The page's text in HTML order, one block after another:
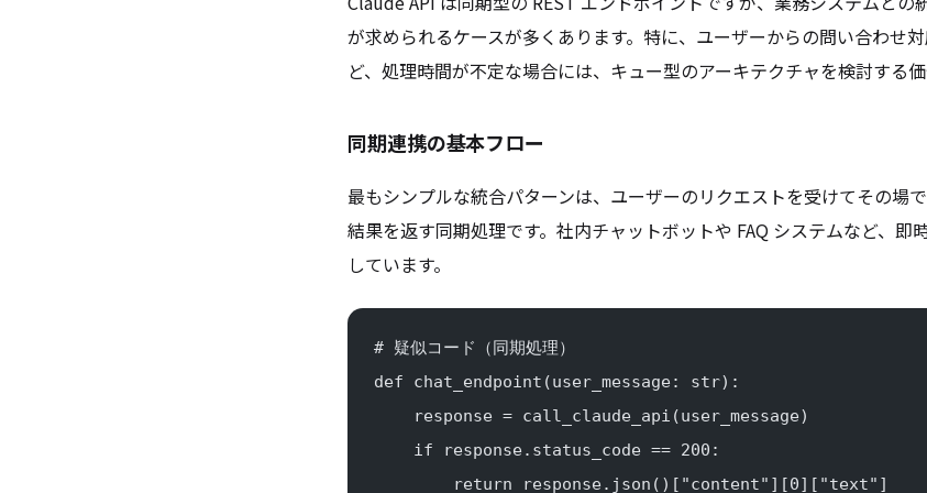
が求められるケースが多くあります。特に、ユーザーからの問い合わせ
ど、処理時間が不定な場合には、キュー型のアーキテクチャを検討する価
同期連携の基本フロー
最もシンプルな統合パターンは、ユーザーのリクエストを受けてその場で
結果を返す同期処理です。社内チャットボットや FAQ システムなど、即
しています。
# 疑似コード（同期処理）
def chat_endpoint(user_message: str):
    response = call_claude_api(user_message)
    if response.status_code == 200:
        return response.json()["content"][0]["text"]